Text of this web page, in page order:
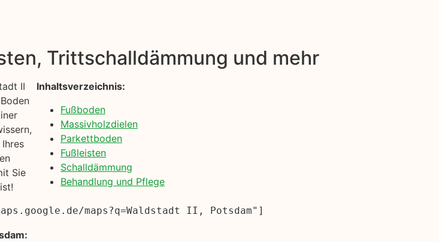
Trittschalldämmung und mehr
II
Sie
Inhaltsverzeichnis:
Fußboden
Massivholzdielen
Parkettboden
Fußleisten
Schalldämmung
Behandlung und Pflege
maps?q=Waldstadt II, Potsdam"]